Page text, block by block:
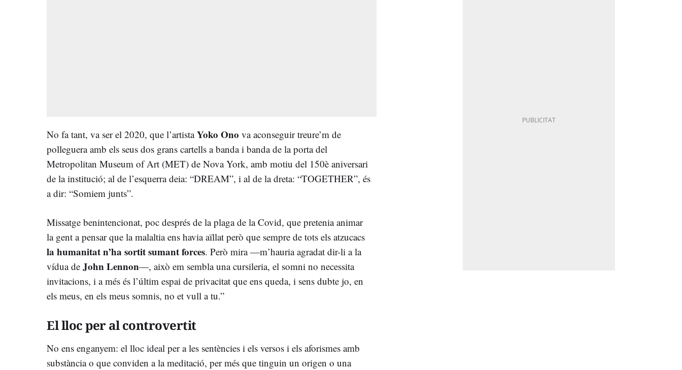
No fa tant, va ser el 2020, que l’artistaYoko Ono va aconseguir treure’m de
polleguera amb els seus dos grans cartells a banda i banda de la porta del
Metropolitan Museum of Art (MET) de Nova York, amb motiu del 150è aniversari
de la institució; al de l’esquerra deia: “DREAM”, i al de la dreta: “TOGETHER”, és
a dir: “Somiem junts”.
Missatge benintencionat, poc després de la plaga de la Covid, que pretenia animar
la gent a pensar que la malaltia ens havia aïllat però que sempre de tots els atzucacs
la humanitat n’ha sortit sumant forces. Però mira —m’hauria agradat dir-li a la
vídua de John Lennon—, això em sembla una cursileria, el somni no necessita
invitacions, i a més és l’últim espai de privacitat que ens queda, i sens dubte jo, en
els meus, en els meus somnis, no et vull a tu.”
El lloc per al controvertit
No ens enganyem: el lloc ideal per a les sentències i els versos i els aforismes amb
substància o que conviden a la meditació, per més que tinguin un origen o una